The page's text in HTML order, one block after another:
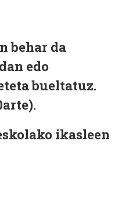
behar da
edo
bueltatuz.
ikasleen